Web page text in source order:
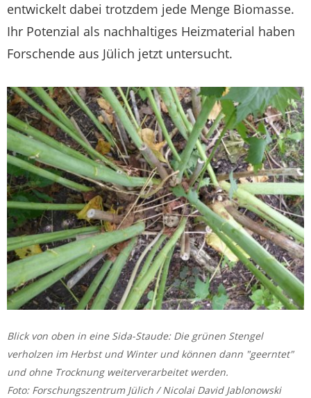
entwickelt dabei trotzdem jede Menge Biomasse.
Ihr Potenzial als nachhaltiges Heizmaterial haben
Forschende aus Jülich jetzt untersucht.
Blick von oben in eine Sida-Staude: Die grünen Stengel
verholzen im Herbst und Winter und können dann "geerntet"
und ohne Trocknung weiterverarbeitet werden.
Foto: Forschungszentrum Jülich / Nicolai David Jablonowski